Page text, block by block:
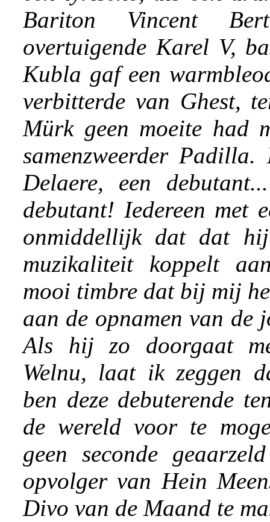
Bariton Vincent
overtuigende Karel V,
Kubla gaf een
verbitterde van Ghest,
Mürk geen moeite had
samenzweerder
Delaere, een
debutant! Iedereen met
onmiddellijk dat dat hij
muzikaliteit koppelt
mooi timbre dat bij mij
aan de opnamen van de
Als hij zo doorgaat
Welnu, laat ik zeggen
ben deze debuterende
de wereld voor te
geen seconde
opvolger van Hein
Divo van de Maand te